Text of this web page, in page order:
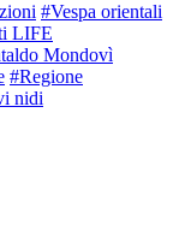
#Vespa orientali
LIFE
Mondovì
#Regione
nidi